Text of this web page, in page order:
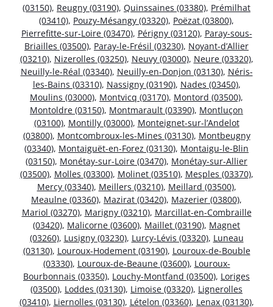
(03150), Reugny (03190), Quinssaines (03380), Prémilhat
(03410), Pouzy-Mésangy (03320), Poëzat (03800),
Pierrefitte-sur-Loire (03470), Périgny (03120), Paray-sous-
Briailles (03500), Paray-le-Frésil (03230), Noyant-d’Allier
(03210), Nizerolles (03250), Neuvy (03000), Neure (03320),
Neuilly-le-Réal (03340), Neuilly-en-Donjon (03130), Néris-
les-Bains (03310), Nassigny (03190), Nades (03450),
Moulins (03000), Montvicq (03170), Montord (03500),
Montoldre (03150), Montmarault (03390), Montluçon
(03100), Montilly (03000), Monteignet-sur-l’Andelot
(03800), Montcombroux-les-Mines (03130), Montbeugny
(03340), Montaiguët-en-Forez (03130), Montaigu-le-Blin
(03150), Monétay-sur-Loire (03470), Monétay-sur-Allier
(03500), Molles (03300), Molinet (03510), Mesples (03370),
Mercy (03340), Meillers (03210), Meillard (03500),
Meaulne (03360), Mazirat (03420), Mazerier (03800),
Mariol (03270), Marigny (03210), Marcillat-en-Combraille
(03420), Malicorne (03600), Maillet (03190), Magnet
(03260), Lusigny (03230), Lurcy-Lévis (03320), Luneau
(03130), Louroux-Hodement (03190), Louroux-de-Bouble
(03330), Louroux-de-Beaune (03600), Louroux-
Bourbonnais (03350), Louchy-Montfand (03500), Loriges
(03500), Loddes (03130), Limoise (03320), Lignerolles
(03410), Liernolles (03130), Lételon (03360), Lenax (03130),